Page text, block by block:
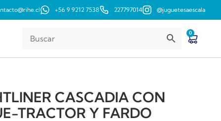
+56 9 9212 7538 227797014 @juguetesaescala
0
CASCADIA CON
TRACTOR Y FARDO